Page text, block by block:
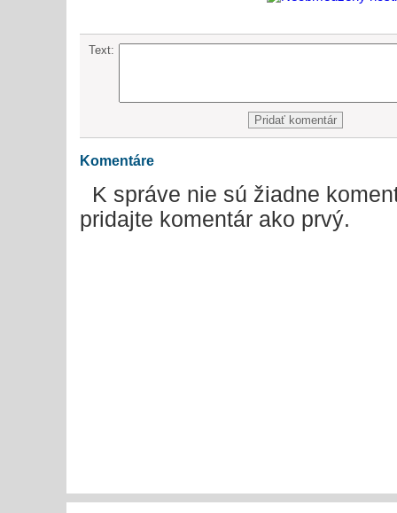
Text:
Komentáre
K správe nie sú žiadne
pridajte komentár ako prvý.